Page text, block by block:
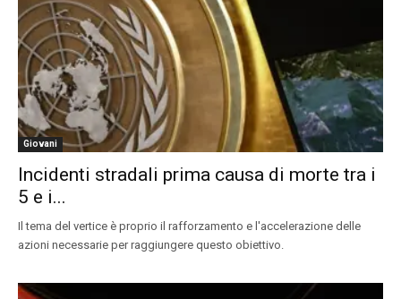
Giovani
Incidenti stradali prima causa di morte tra i
5 e i...
Il tema del vertice è proprio il rafforzamento e l'accelerazione delle
azioni necessarie per raggiungere questo obiettivo.